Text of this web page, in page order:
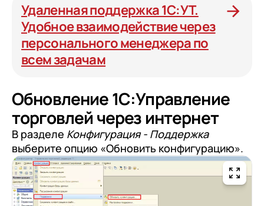
Удаленная поддержка 1С:УТ.
Удобное взаимодействие через
персонального менеджера по
всем задачам
Обновление 1С:Управление
торговлей через интернет
В разделе Конфигурация - Поддержка
выберите опцию «Обновить конфигурацию».